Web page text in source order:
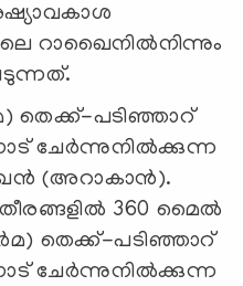
റാഖൈനില്‍നിന്നും
തെക്ക്-പടിഞ്ഞാറ്
ചേര്‍ന്നുനില്‍ക്കുന്ന
(അറാകാന്‍).
360 മൈല്‍
തെക്ക്-പടിഞ്ഞാറ്
ചേര്‍ന്നുനില്‍ക്കുന്ന